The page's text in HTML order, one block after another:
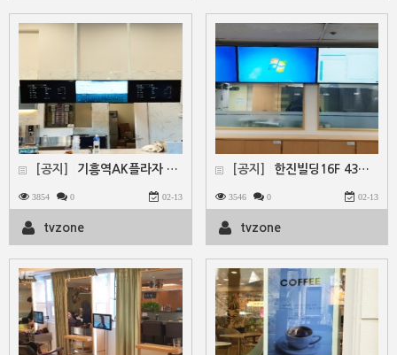
[공지] 기흥역AK플라자 빌리엔젤 메뉴보드_천정형_벽부형-삼성 …
3854 0 02-13
tvzone
[공지] 한진빌딩16F 43인치 1X3 / 상황실 - 1X3 모…
3546 0 02-13
tvzone